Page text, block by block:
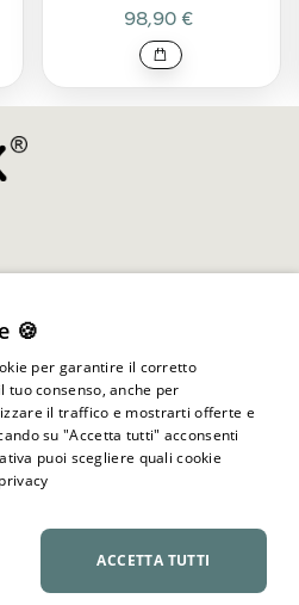
98,90 €
©
🍪
per garantire il corretto
tuo consenso, anche per
il traffico e mostrarti offerte e
su "Accetta tutti" acconsenti
puoi scegliere quali cookie
ACCETTA TUTTI